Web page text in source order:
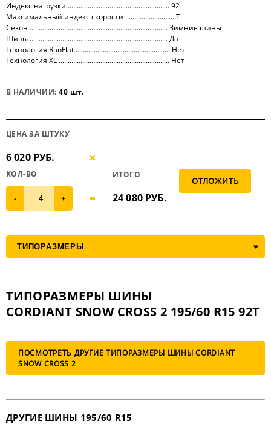
Индекс нагрузки ........................................................ 92
Максимальный индекс скорости ........................... T
Сезон ............................................................................ Зимние шины
Шипы ............................................................................ Да
Технология RunFlat .................................................... Нет
Технология XL ............................................................. Нет
В НАЛИЧИИ:40 шт.
ЦЕНА ЗА ШТУКУ
6 020 РУБ.
КОЛ-ВО
- +
ИТОГО
24 080РУБ.
ТИПОРАЗМЕРЫ ШИНЫ
CORDIANT SNOW CROSS 2 195/60 R15 92T
ПОСМОТРЕТЬ ДРУГИЕ ТИПОРАЗМЕРЫ ШИНЫ CORDIANT
SNOW CROSS 2
ДРУГИЕ ШИНЫ 195/60 R15